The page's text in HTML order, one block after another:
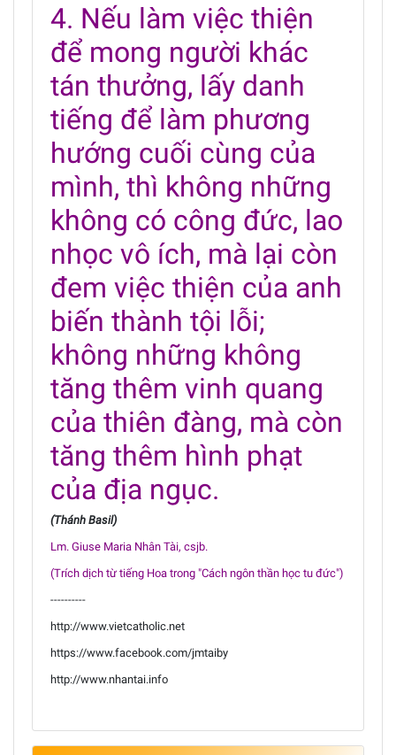
4. Nếu làm việc thiện
để mong người khác
tán thưởng, lấy danh
tiếng để làm phương
hướng cuối cùng của
mình, thì không những
không có công đức, lao
nhọc vô ích, mà lại còn
đem việc thiện của anh
biến thành tội lỗi;
không những không
tăng thêm vinh quang
của thiên đàng, mà còn
tăng thêm hình phạt
của địa ngục.
(Thánh Basil)
Lm. Giuse Maria Nhân Tài, csjb.
(Trích dịch từ tiếng Hoa trong "Cách ngôn thần học tu đức")
----------
http://www.vietcatholic.net
https://www.facebook.com/jmtaiby
http://www.nhantai.info